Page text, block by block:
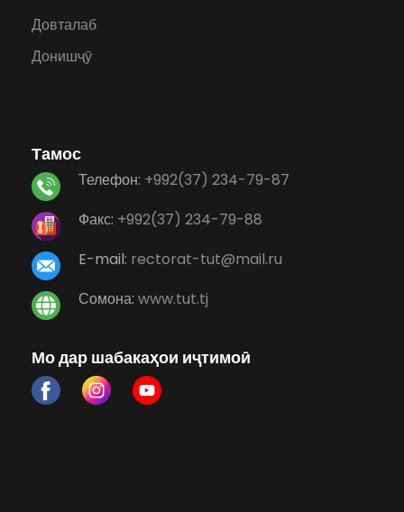
Довталаб
Донишҷӯ
Тамос
Телефон: +992(37) 234-79-87
Факс: +992(37) 234-79-88
E-mail: rectorat-tut@mail.ru
Сомона: www.tut.tj
Мо дар шабакаҳои иҷтимоӣ